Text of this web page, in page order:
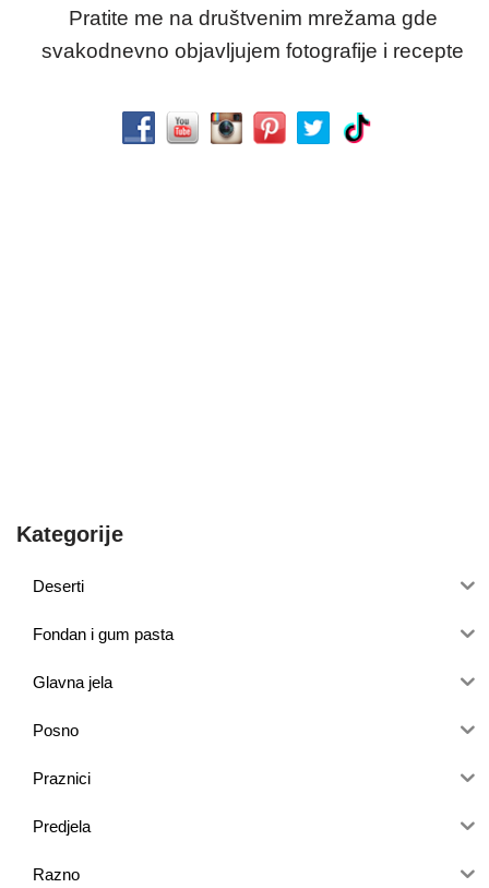
Pratite me na društvenim mrežama gde
svakodnevno objavljujem fotografije i recepte
Kategorije
Deserti
Fondan i gum pasta
Glavna jela
Posno
Praznici
Predjela
Razno